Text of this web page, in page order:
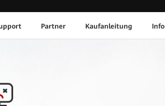
Partner Kaufanleitung Info